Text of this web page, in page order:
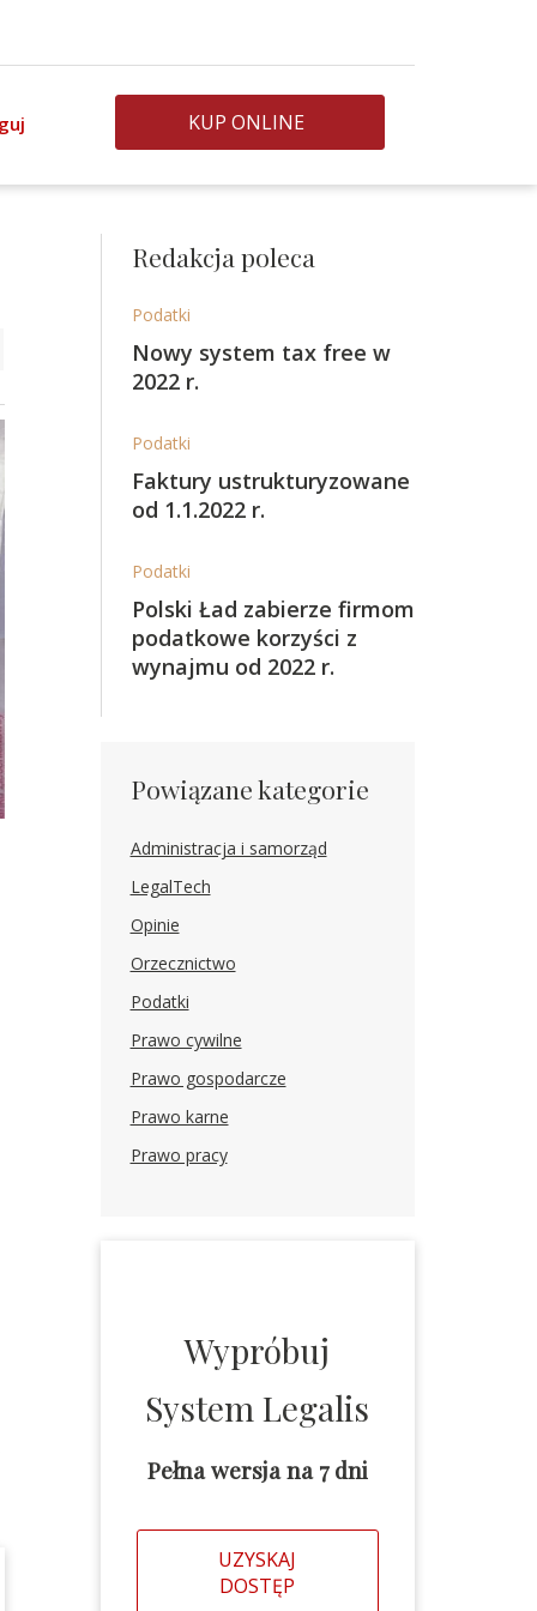
KUP ONLINE
Redakcja poleca
Podatki
Nowy system tax free w
2022 r.
Podatki
Faktury ustrukturyzowane
od 1.1.2022 r.
Podatki
Polski Ład zabierze firmom
podatkowe korzyści z
wynajmu od 2022 r.
Powiązane kategorie
Administracja i samorząd
LegalTech
Opinie
Orzecznictwo
Podatki
Prawo cywilne
Prawo gospodarcze
Prawo karne
Prawo pracy
Wypróbuj
System Legalis
Pełna wersja na 7 dni
UZYSKAJ
DOSTĘP